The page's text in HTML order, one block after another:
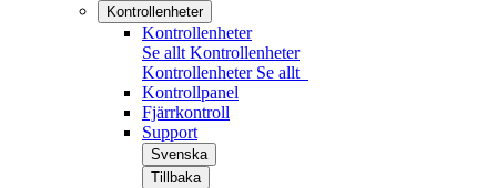
Kontrollenheter
Kontrollenheter
Se allt Kontrollenheter
Kontrollenheter Se allt
Kontrollpanel
Fjärrkontroll
Support
Svenska
Tillbaka